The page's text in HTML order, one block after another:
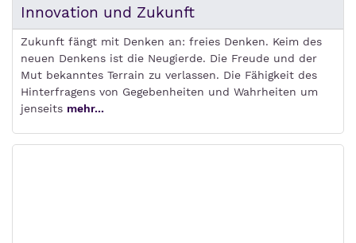
Innovation und Zukunft
Zukunft fängt mit Denken an: freies Denken. Keim des
neuen Denkens ist die Neugierde. Die Freude und der
Mut bekanntes Terrain zu verlassen. Die Fähigkeit des
Hinterfragens von Gegebenheiten und Wahrheiten um
jenseits mehr...